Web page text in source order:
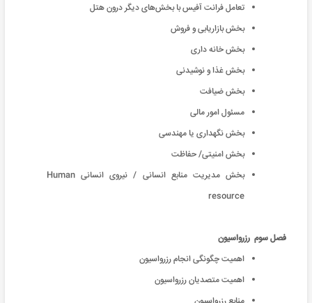
تعامل فرانت آفیس با بخش‌های دیگر درون هتل
بخش بازاریابی و فروش
بخش خانه داری
بخش غذا و نوشیدنی
بخش ضیافت
مسئول امور مالی
بخش نگهداری یا مهندسی
بخش امنیتی/ حفاظت
بخش مدیریت منابع انسانی / نیروی انسانی Human
resource
فصل سوم رزرواسیون
اهمیت چگونگی انجام رزرواسیون
اهمیت متصدیان رزرواسیون